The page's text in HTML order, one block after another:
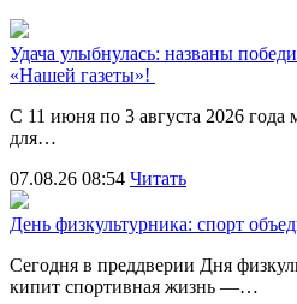
Удача улыбнулась: названы
«Нашей газеты»!
С 11 июня по 3 августа 2026
для…
07.08.26 08:54 Читать
День физкультурника: спорт
Сегодня в преддверии Дня
кипит спортивная жизнь —…